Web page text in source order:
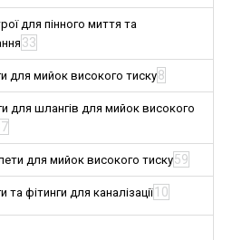
для пінного миття та
33
для мийок високого тиску8
для шлангів для мийок високого
для мийок високого тиску59
та фітинги для каналізації 10